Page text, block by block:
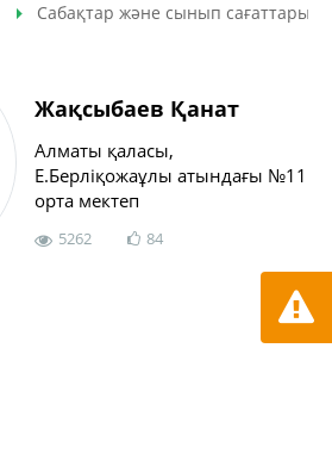
Сабақтар және сынып сағаттары
Жақсыбаев Қанат
Алматы қаласы,
Е.Берліқожаұлы атындағы №11
орта мектеп
5262 84